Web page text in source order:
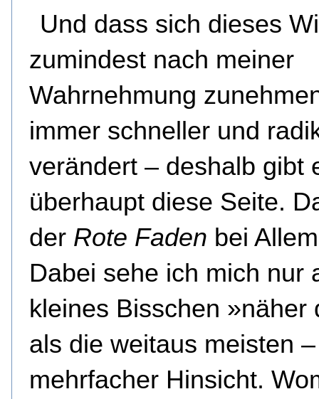
Und dass sich dieses
zumindest nach meiner
Wahrnehmung
immer schneller und
verändert – deshalb gibt
überhaupt diese Seite.
der Rote Faden bei
Dabei sehe ich mich nur
kleines Bisschen »näher
als die weitaus meisten
mehrfacher Hinsicht.